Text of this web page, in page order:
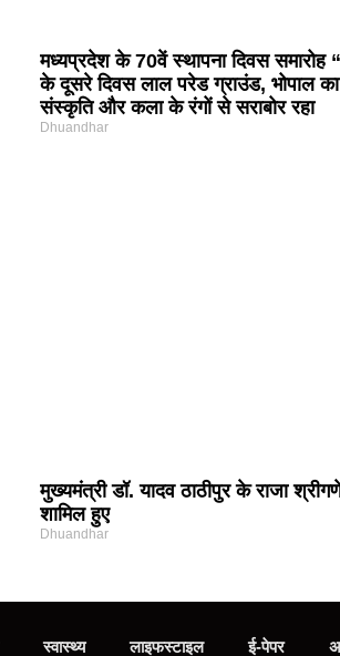
मध्यप्रदेश के 70वें स्थापना दिवस समारोह
के दूसरे दिवस लाल परेड ग्राउंड, भोपाल
संस्कृति और कला के रंगों से सराबोर रहा
Dhuandhar
मुख्यमंत्री डॉ. यादव ठाठीपुर के राजा
शामिल हुए
Dhuandhar
स्वास्थ्य लाइफस्टाइल ई-पेपर